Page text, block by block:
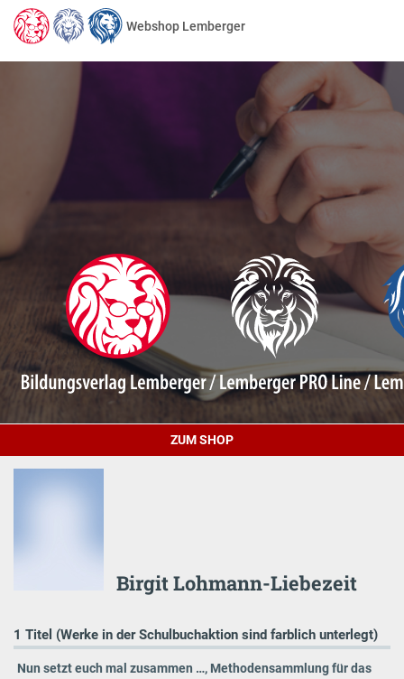
Webshop Lemberger
ZUM SHOP
Birgit Lohmann-Liebezeit
1 Titel (Werke in der Schulbuchaktion sind farblich unterlegt)
Nun setzt euch mal zusammen …, Methodensammlung für das